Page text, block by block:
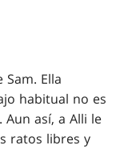
Ella
habitual no es
. Aun así, a Alli le
ratos libres y